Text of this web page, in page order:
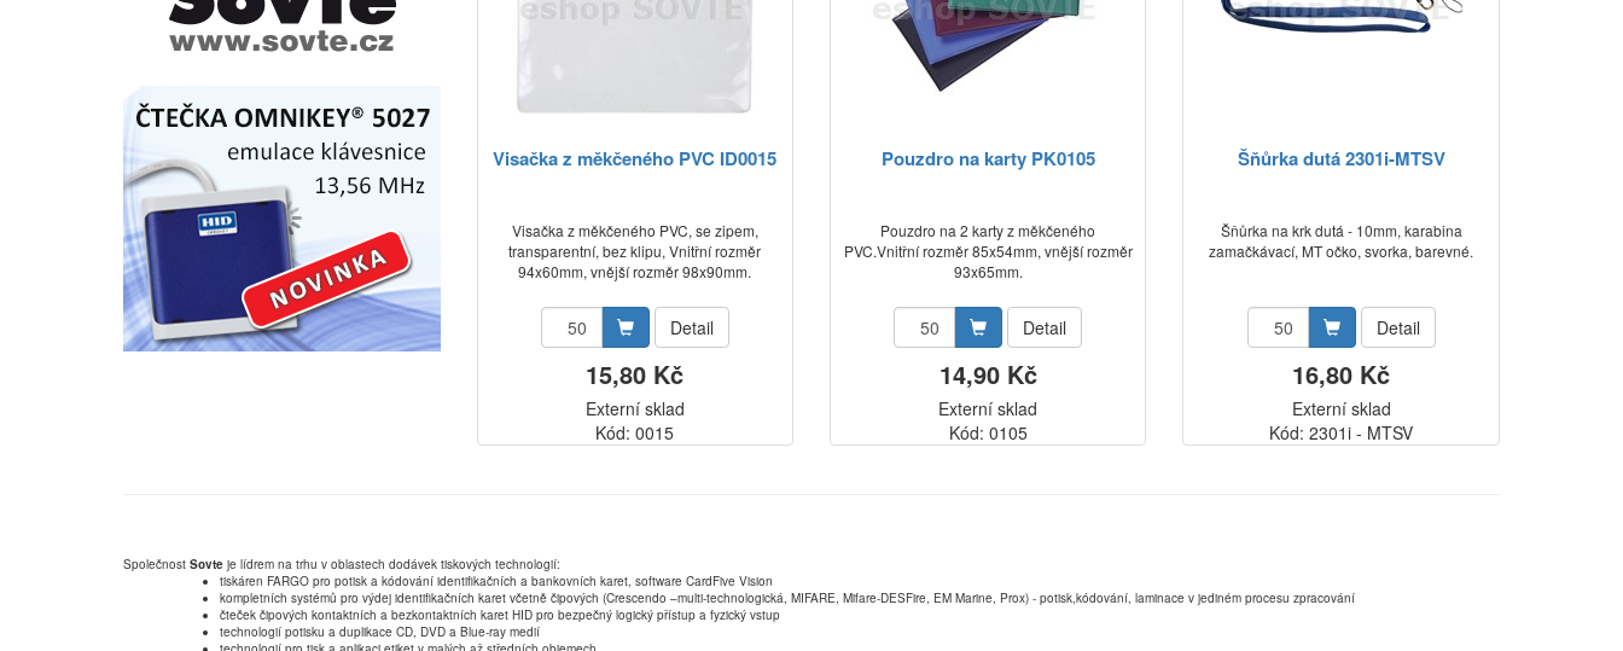
Visačka z měkčeného PVC ID0015
Visačka z měkčeného PVC, se zipem,
transparentní, bez klipu, Vnitřní rozměr
94x60mm, vnější rozměr 98x90mm.
Detail
15,80 Kč
Externí sklad
Kód: 0015
Pouzdro na karty PK0105
Pouzdro na 2 karty z měkčeného
PVC.Vnitřní rozměr 85x54mm, vnější rozměr
93x65mm.
Detail
14,90 Kč
Externí sklad
Kód: 0105
Šňůrka dutá 2301i-MTSV
Šňůrka na krk dutá - 10mm, karabina
zamačkávací, MT očko, svorka, barevné.
Detail
16,80 Kč
Externí sklad
Kód: 2301i - MTSV
Společnost Sovte je lídrem na trhu v oblastech dodávek tiskových technologií:
tiskáren FARGO pro potisk a kódování identifikačních a bankovních karet, software CardFive Vision
kompletních systémů pro výdej identifikačních karet včetně čipových (Crescendo –multi-technologická, MIFARE, Mifare-DESFire, EM Marine, Prox) - potisk,kódování, laminace v jediném procesu zpracování
čteček čipových kontaktních a bezkontaktních karet HID pro bezpečný logický přístup a fyzický vstup
technologií potisku a duplikace CD, DVD a Blue-ray medií